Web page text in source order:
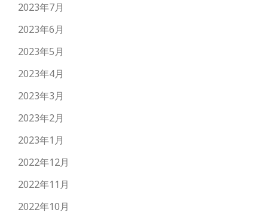
2023年7月
2023年6月
2023年5月
2023年4月
2023年3月
2023年2月
2023年1月
2022年12月
2022年11月
2022年10月